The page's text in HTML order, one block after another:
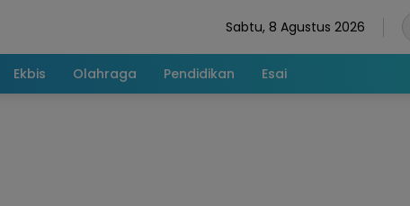
Sabtu, 8 Agustus 2026
Ekbis Olahraga Pendidikan Esai